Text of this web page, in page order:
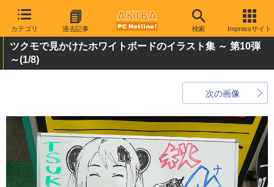
カテゴリ 過去記事 検索 Impressサイト
ツクモで見かけたホワイトボードのイラスト集 ～ 第10弾
～(1/8)
次の画像